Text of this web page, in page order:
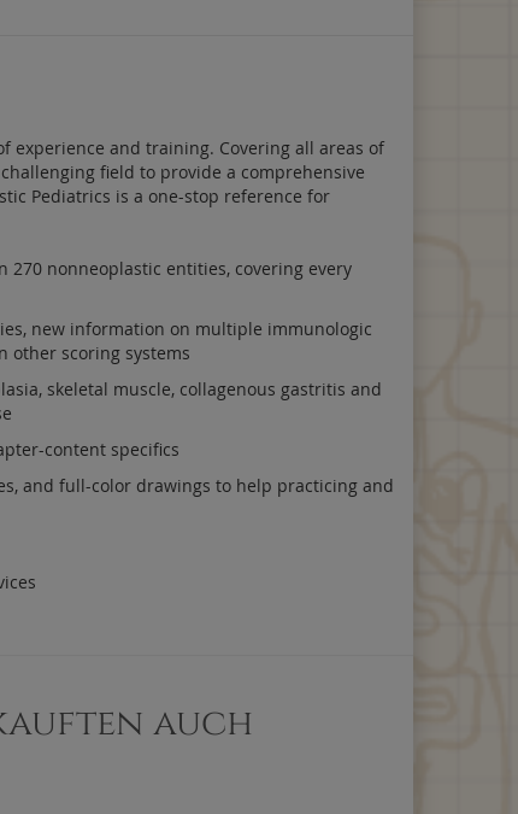
experience and training. Covering all areas of
field to provide a comprehensive
Pediatrics is a one-stop reference for
nonneoplastic entities, covering every
new information on multiple immunologic
other scoring systems
skeletal muscle, collagenous gastritis and
content specifics
and full-color drawings to help practicing and
auch